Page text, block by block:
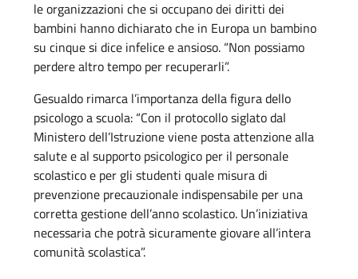
le organizzazioni che si occupano dei diritti dei
bambini hanno dichiarato che in Europa un bambino
su cinque si dice infelice e ansioso. “Non possiamo
perdere altro tempo per recuperarli”.
Gesualdo rimarca l’importanza della figura dello
psicologo a scuola: “Con il protocollo siglato dal
Ministero dell’Istruzione viene posta attenzione alla
salute e al supporto psicologico per il personale
scolastico e per gli studenti quale misura di
prevenzione precauzionale indispensabile per una
corretta gestione dell’anno scolastico. Un’iniziativa
necessaria che potrà sicuramente giovare all’intera
comunità scolastica”.